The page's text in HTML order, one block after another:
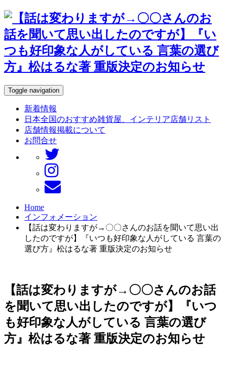
Toggle navigation
新着情報
日本全国のおすすめ雑貨屋、インテリア店舗リスト
店舗情報掲載について
お問合せ
Home
インフォメーション
【話は変わりますが→〇〇さんのお話を聞いて思い出
したのですが】『いつも好印象な人がしている 言葉の
選び方』松はるな著 重版決定のお知らせ
【話は変わりますが→〇〇さんのお話
を聞いて思い出したのですが】『いつ
も好印象な人がしている 言葉の選び
方』松はるな著 重版決定のお知らせ